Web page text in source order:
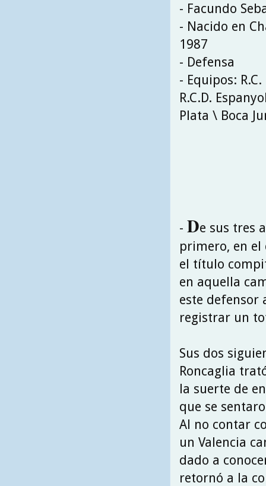
- Facundo
- Nacido en
1987
- Defensa
- Equipos:
R.C.D.
Plata \ Boca
- De sus tres
primero, en
el título
en aquella
este defensor
registrar un
Sus dos
Roncaglia
la suerte de
que se
Al no contar
un Valencia
dado a
retornó a la